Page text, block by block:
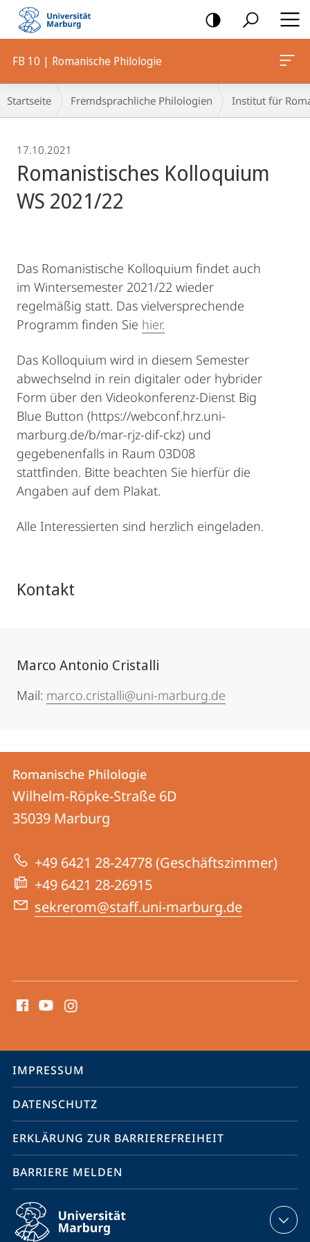
Mobile-
Navigation
FB 10 | Romanische Philologie
Breadcrumb-
Navigation
Startseite Fremdsprachliche Philologien Institut für
17.10.2021
Romanistisches Kolloquium
WS 2021/22
Das Romanistische Kolloquium findet auch
im Wintersemester 2021/22 wieder
regelmäßig statt. Das vielversprechende
Programm finden Sie hier.
Das Kolloquium wird in diesem Semester
abwechselnd in rein digitaler oder hybrider
Form über den Videokonferenz-Dienst Big
Blue Button (https://webconf.hrz.uni-
marburg.de/b/mar-rjz-dif-ckz) und
gegebenenfalls in Raum 03D08
stattfinden. Bitte beachten Sie hierfür die
Angaben auf dem Plakat.
Alle Interessierten sind herzlich eingeladen.
Kontakt
Marco Antonio Cristalli
Mail: marco.cristalli@uni-marburg.de
Kontakt
und
Informationen
zur
Website
Kontaktinformationen
Romanische
Philologie
Romanische Philologie
Wilhelm-Röpke-Straße 6D
35039 Marburg
+49 6421 28-24778 (Geschäftszimmer)
+49 6421 28-26915
sekrerom@staff.uni-marburg.de
Media
Service-
Navigation
IMPRESSUM
DATENSCHUTZ
ERKLÄRUNG ZUR BARRIEREFREIHEIT
BARRIERE MELDEN